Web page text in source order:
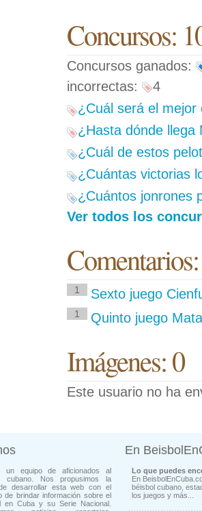
Concursos:
Concursos ganados:
incorrectas:
4
¿Cuál será el
¿Hasta dónde llega
¿Cuál de estos
¿Cuántas victorias
¿Cuántos jonrones
Ver todos los
1 Sexto juego
1 Quinto juego
Imágenes: 0
Este usuario no ha
un equipo de aficionados al
cubano. Nos propusimos la
desarrollar esta web con el
de brindar información sobre el
en Cuba y su Serie Nacional.
En
Lo que puedes
En
béisbol cubano,
los juegos y más...